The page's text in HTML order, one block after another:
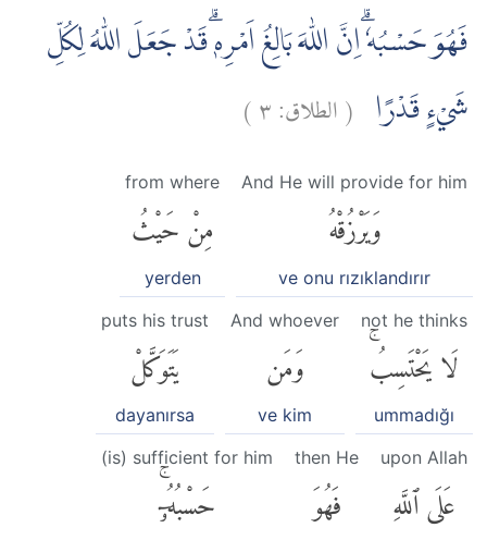
فَهُوَ حَسْبُهٗ ۗاِنَّ اللّٰهَ بَالِغُ اَمْرِهٖۗ قَدْ جَعَلَ اللّٰهُ لِكُلِّ
شَيْءٍ قَدْرًا (الطلاق:٣)
And He will provide for him
وَيَرْزُقْهُ
ve onu rızıklandırır
from where
مِنْ حَيْثُ
yerden
not he thinks
لَا يَحْتَسِبُۚ
ummadığı
And whoever
وَمَن
ve kim
puts his trust
يَتَوَكَّلْ
dayanırsa
upon Allah
عَلَى ٱللَّهِ
then He
فَهُوَ
(is) sufficient for him
حَسْبُهُۥٓۚ